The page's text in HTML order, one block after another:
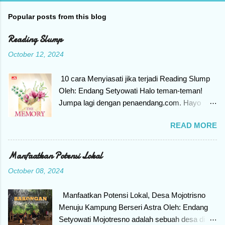
Popular posts from this blog
Reading Slump
October 12, 2024
10 cara Menyiasati jika terjadi Reading Slump
Oleh: Endang Setyowati Halo teman-teman!
Jumpa lagi dengan penaendang.com. Hayo
tiba tidak konsentrasi untuk membaca, merasa
mager dan seakan pegang buku saja enggan.
Kenapa bisa begitu? Bila mengalami gejala
yang namanya Reading Slump. Apa itu
seseorang kehilangan motivasi untuk
melakukan hal yang disukai, yaitu membaca
buku. Jangan khawatir ya teman-teman, bila
READ MORE
Manfaatkan Potensi Lokal
October 08, 2024
Manfaatkan Potensi Lokal, Desa Mojotrisno
Menuju Kampung Berseri Astra Oleh: Endang
Setyowati Mojotresno adalah sebuah desa di